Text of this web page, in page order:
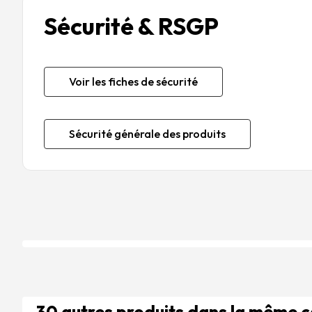
Sécurité & RSGP
Voir les fiches de sécurité
Sécurité générale des produits